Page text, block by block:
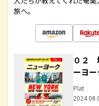
旅へ。
０２
ーヨー
Plat